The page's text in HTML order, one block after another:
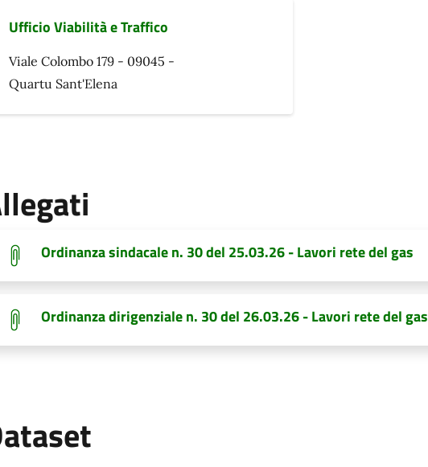
Ufficio Viabilità e Traffico
Viale Colombo 179 - 09045 -
Quartu Sant'Elena
Ordinanza sindacale n. 30 del 25.03.26 - Lavori rete del gas
Ordinanza dirigenziale n. 30 del 26.03.26 - Lavori rete del gas